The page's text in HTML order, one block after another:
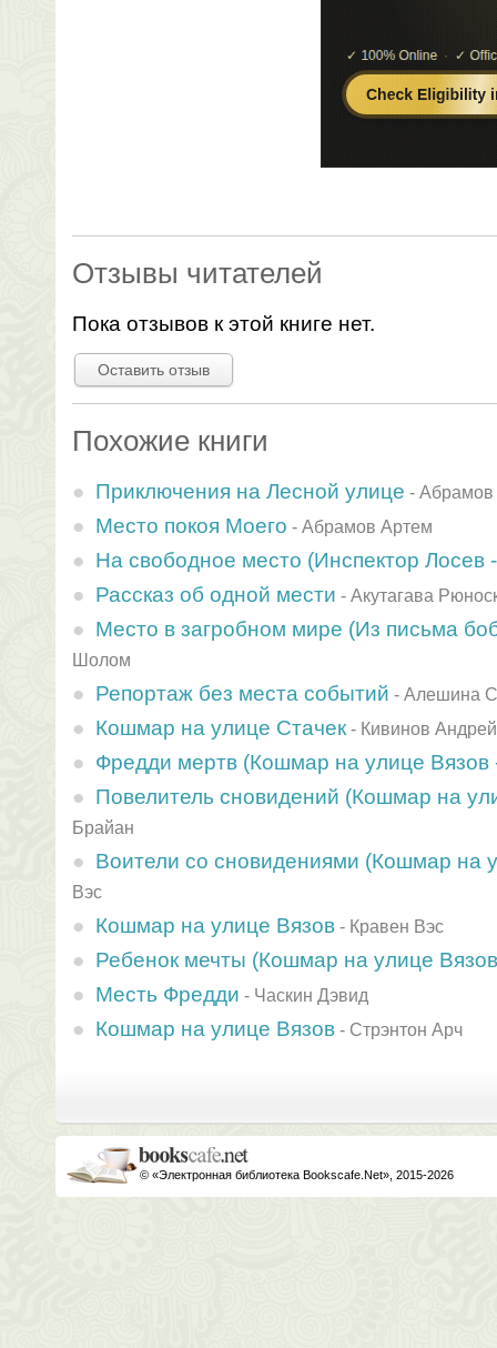
Отзывы читателей
Пока отзывов к этой книге нет.
Оставить отзыв
Похожие книги
Приключения на Лесной улице - Абрамов
Место покоя Моего - Абрамов Артем
На свободное место (Инспектор Лосев
Рассказ об одной мести - Акутагава
Место в загробном мире (Из письма
Шолом
Репортаж без места событий - Алешина
Кошмар на улице Стачек - Кивинов Андрей
Фредди мертв (Кошмар на улице Вязов
Повелитель сновидений (Кошмар на
Брайан
Воители со сновидениями (Кошмар на
Вэс
Кошмар на улице Вязов - Кравен Вэс
Ребенок мечты (Кошмар на улице
Месть Фредди - Часкин Дэвид
Кошмар на улице Вязов - Стрэнтон Арч
© «Электронная библиотека Bookscafe.Net», 2015-2026